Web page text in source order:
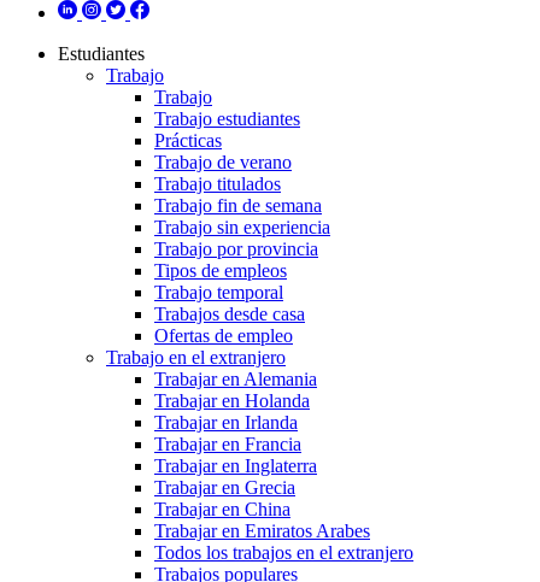
Estudiantes
Trabajo
Trabajo
Trabajo estudiantes
Prácticas
Trabajo de verano
Trabajo titulados
Trabajo fin de semana
Trabajo sin experiencia
Trabajo por provincia
Tipos de empleos
Trabajo temporal
Trabajos desde casa
Ofertas de empleo
Trabajo en el extranjero
Trabajar en Alemania
Trabajar en Holanda
Trabajar en Irlanda
Trabajar en Francia
Trabajar en Inglaterra
Trabajar en Grecia
Trabajar en China
Trabajar en Emiratos Arabes
Todos los trabajos en el extranjero
Trabajos populares